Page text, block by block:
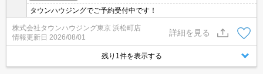
タウンハウジングでご予約受付中です！
株式会社タウンハウジング東京 浜松町店
情報更新日 2026/08/01
詳細を見る
残り1件を表示する